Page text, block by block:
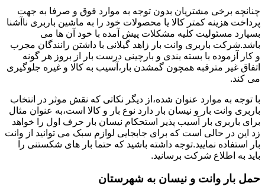
چنانچه برخی مشتریان بدون توجه به موارد فوق و صرفا به جهت
پرداخت هزینه کمتر کالا یا محصولات خود را به ماشین باربری ناآشنا
بسپارد مسئولیت کلیه مشکلات پیش آمده با خود آن ها می
باشد.شرکت باربری وانت بار زاهد گیلانی با داشتن رانندگان مجرب
و کار آزموده با بسته بندی و بارچینی درست بار از بروز هر گونه
اتفاق غیر مترقبه همچون گمشدن بار،آسیب به کالا و غیره جلوگیری
می کند.
با توجه به موارد عنوان شده،از دیگر نکاتی که نقش موثر در انتخاب
باربری وانت بار و نیسان بار دارد نوع بار و کالا است،به عنوان مثال
برای باربری بار آسیب پذیر استحکام نیسان بار حرف اول را خواهد
زد این در حالی است که برای جابجایی لوازم سبک می توانید از وانت
بار استفاده نمایید.توجه داشته باشید که حتما بار های شکستنی را
باید به اطلاع شرکت برسانید.
حمل بار وانت و نیسان به شهرستان